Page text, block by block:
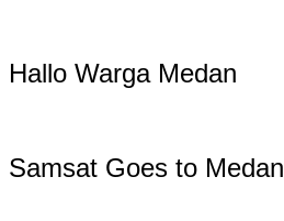
Hallo Warga Medan
Samsat Goes to Medan